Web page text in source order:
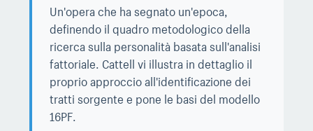
Un'opera che ha segnato un'epoca,
definendo il quadro metodologico della
ricerca sulla personalità basata sull'analisi
fattoriale. Cattell vi illustra in dettaglio il
proprio approccio all'identificazione dei
tratti sorgente e pone le basi del modello
16PF.